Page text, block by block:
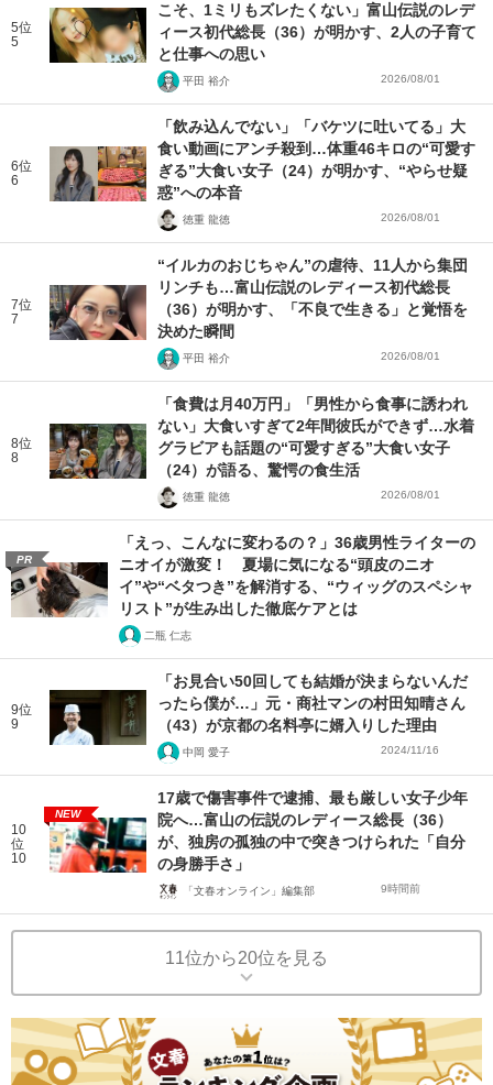
5位
5
こそ、1ミリもズレたくない」富山伝説のレデ
ィース初代総長（36）が明かす、2人の子育て
と仕事への思い
平田 裕介 2026/08/01
6位
6
「飲み込んでない」「バケツに吐いてる」大
食い動画にアンチ殺到…体重46キロの“可愛す
ぎる”大食い女子（24）が明かす、“やらせ疑
惑”への本音
徳重 龍徳 2026/08/01
7位
7
“イルカのおじちゃん”の虐待、11人から集団
リンチも…富山伝説のレディース初代総長
（36）が明かす、「不良で生きる」と覚悟を
決めた瞬間
平田 裕介 2026/08/01
8位
8
「食費は月40万円」「男性から食事に誘われ
ない」大食いすぎて2年間彼氏ができず…水着
グラビアも話題の“可愛すぎる”大食い女子
（24）が語る、驚愕の食生活
徳重 龍徳 2026/08/01
PR
「えっ、こんなに変わるの？」36歳男性ライターの
ニオイが激変！ 夏場に気になる“頭皮のニオ
イ”や“ベタつき”を解消する、“ウィッグのスペシャ
リスト”が生み出した徹底ケアとは
二瓶 仁志
9位
9
「お見合い50回しても結婚が決まらないんだ
ったら僕が…」元・商社マンの村田知晴さん
（43）が京都の名料亭に婿入りした理由
中岡 愛子 2024/11/16
10
位
10
NEW
17歳で傷害事件で逮捕、最も厳しい女子少年
院へ…富山の伝説のレディース総長（36）
が、独房の孤独の中で突きつけられた「自分
の身勝手さ」
「文春オンライン」編集部 9時間前
11位から20位を見る